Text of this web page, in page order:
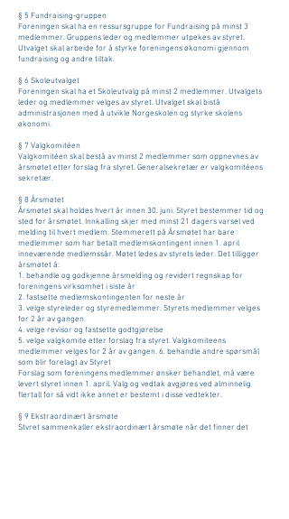
§ 5 Fundraising-gruppen
Foreningen skal ha en ressursgruppe for Fundraising på minst 3
medlemmer. Gruppens leder og medlemmer utpekes av styret.
Utvalget skal arbeide for å styrke foreningens økonomi gjennom
fundraising og andre tiltak.
§ 6 Skoleutvalget
Foreningen skal ha et Skoleutvalg på minst 2 medlemmer. Utvalgets
leder og medlemmer velges av styret. Utvalget skal bistå
administrasjonen med å utvikle Norgeskolen og styrke skolens
økonomi.
§ 7 Valgkomitéen
Valgkomitéen skal bestå av minst 2 medlemmer som oppnevnes av
årsmøtet etter forslag fra styret. Generalsekretær er valgkomitéens
sekretær.
§ 8 Årsmøtet
Årsmøtet skal holdes hvert år innen 30. juni. Styret bestemmer tid og
sted for årsmøtet. Innkalling skjer med minst 21 dagers varsel ved
melding til hvert medlem. Stemmerett på Årsmøtet har bare
medlemmer som har betalt medlemskontingent innen 1. april
inneværende medlemssår. Møtet ledes av styrets leder. Det tilligger
årsmøtet å:
1. behandle og godkjenne årsmelding og revidert regnskap for
foreningens virksomhet i siste år
2. fastsette medlemskontingenten for neste år
3. velge styreleder og styremedlemmer. Styrets medlemmer velges
for 2 år av gangen.
4. velge revisor og fastsette godtgjørelse
5. velge valgkomite etter forslag fra styret. Valgkomiteens
medlemmer velges for 2 år av gangen. 6. behandle andre spørsmål
som blir forelagt av Styret
Forslag som foreningens medlemmer ønsker behandlet, må være
levert styret innen 1. april. Valg og vedtak avgjøres ved alminnelig
flertall for så vidt ikke annet er bestemt i disse vedtekter.
§ 9 Ekstraordinært årsmøte
Styret sammenkaller ekstraordinært årsmøte når det finner det